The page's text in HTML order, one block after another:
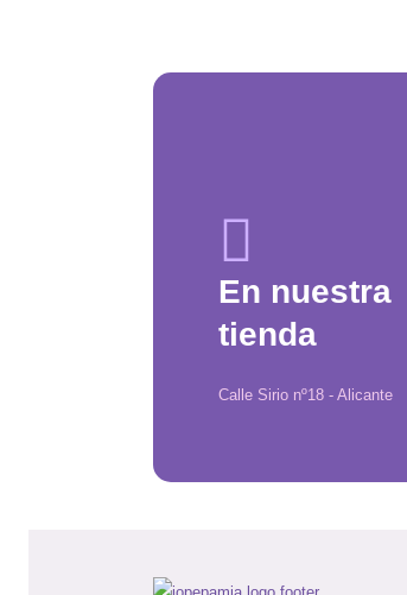
En nuestra
tienda
Calle Sirio nº18 - Alicante